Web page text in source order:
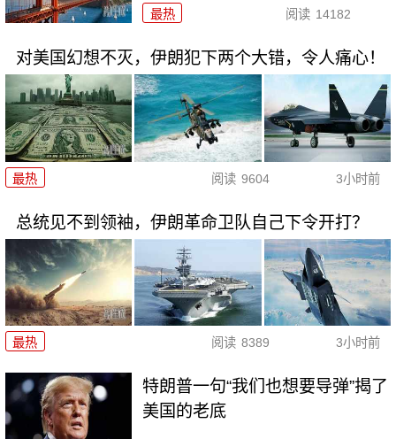
最热 阅读 14182
对美国幻想不灭，伊朗犯下两个大错，令人痛心！
最热 阅读 9604 3小时前
总统见不到领袖，伊朗革命卫队自己下令开打？
最热 阅读 8389 3小时前
特朗普一句“我们也想要导弹”揭了
美国的老底